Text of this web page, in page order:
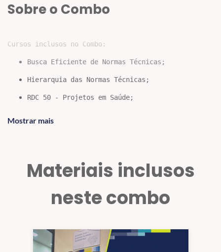
Sobre o Combo
Cursos inclusos no Combo:
Busca Eficiente de Normas Técnicas;
Hierarquia das Normas Técnicas;
RDC 50 - Projetos em Saúde;
ABNT NBR IEC 62353 - Equipamento
Mostrar mais
Materiais inclusos
neste combo